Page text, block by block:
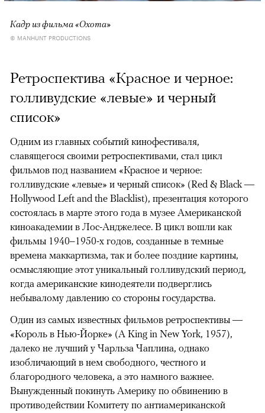
Кадр из фильма «Охота»
© MANHUNT PRODUCTIONS
Ретроспектива «Красное и черное:
голливудские «левые» и черный
список»
Одним из главных событий кинофестиваля,
славящегося своими ретроспективами, стал цикл
фильмов под названием «Красное и черное:
голливудские «левые» и черный список» (Red & Black —
Hollywood Left and the Blacklist), презентация которого
состоялась в марте этого года в музее Американской
киноакадемии в Лос-Анджелесе. В цикл вошли как
фильмы 1940–1950-х годов, созданные в темные
времена маккартизма, так и более поздние картины,
осмысляющие этот уникальный голливудский период,
когда американские кинодеятели подверглись
небывалому давлению со стороны государства.
Один из самых известных фильмов ретроспективы —
«Король в Нью-Йорке» (A King in New York, 1957),
далеко не лучший у Чарльза Чаплина, однако
изобличающий в нем свободного, честного и
благородного человека, а это намного важнее.
Вынужденный покинуть Америку по обвинению в
противодействии Комитету по антиамериканской